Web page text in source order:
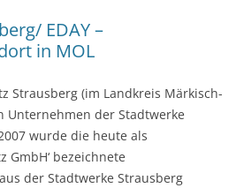
EDAY –
in MOL
Strausberg (im Landkreis Märkisch-
Unternehmen der Stadtwerke
wurde die heute als
GmbH‘ bezeichnete
der Stadtwerke Strausberg